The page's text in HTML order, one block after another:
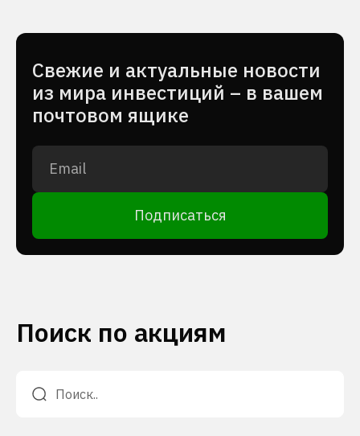
Cвежие и актуальные новости
из мира инвестиций – в вашем
почтовом ящике
Подписаться
Поиск по акциям